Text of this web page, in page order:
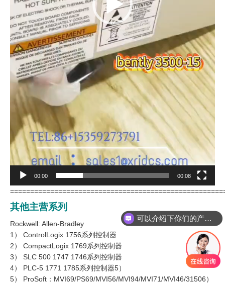
00:00 00:08
其他主营系列
Rockwell: Allen-Bradley
1） ControlLogix 1756系列控制器
2） CompactLogix 1769系列控制器
3） SLC 500 1747 1746系列控制器
4） PLC-5 1771 1785系列控制器5）
5） ProSoft：MVI69/PS69/MVI56/MVI94/MVI71/MVI46/31506）
可以介绍下你们的产品么